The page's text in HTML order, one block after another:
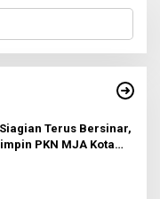
Terus Bersinar,
PKN MJA Kota